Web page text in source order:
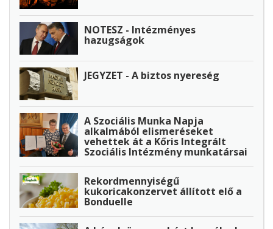
NOTESZ - Intézményes
hazugságok
JEGYZET - A biztos nyereség
A Szociális Munka Napja
alkalmából elismeréseket
vehettek át a Kőris Integrált
Szociális Intézmény munkatársai
Rekordmennyiségű
kukoricakonzervet állított elő a
Bonduelle